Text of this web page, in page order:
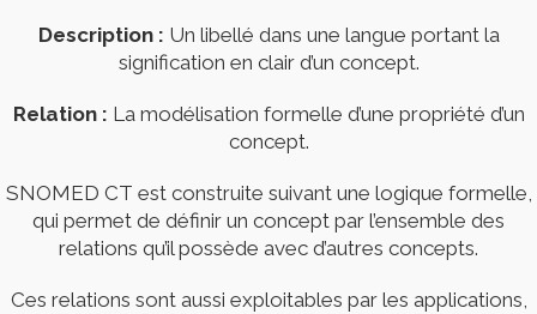
Description : Un libellé dans une langue portant la
signification en clair d’un concept.
Relation : La modélisation formelle d’une propriété d’un
concept.
SNOMED CT est construite suivant une logique formelle,
qui permet de définir un concept par l’ensemble des
relations qu’il possède avec d’autres concepts.
Ces relations sont aussi exploitables par les applications,